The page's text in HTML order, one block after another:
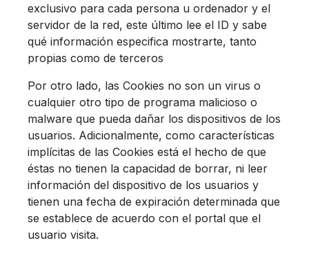
exclusivo para cada persona u ordenador y el
servidor de la red, este último lee el ID y sabe
qué información especifica mostrarte, tanto
propias como de terceros
Por otro lado, las Cookies no son un virus o
cualquier otro tipo de programa malicioso o
malware que pueda dañar los dispositivos de los
usuarios. Adicionalmente, como características
implícitas de las Cookies está el hecho de que
éstas no tienen la capacidad de borrar, ni leer
información del dispositivo de los usuarios y
tienen una fecha de expiración determinada que
se establece de acuerdo con el portal que el
usuario visita.